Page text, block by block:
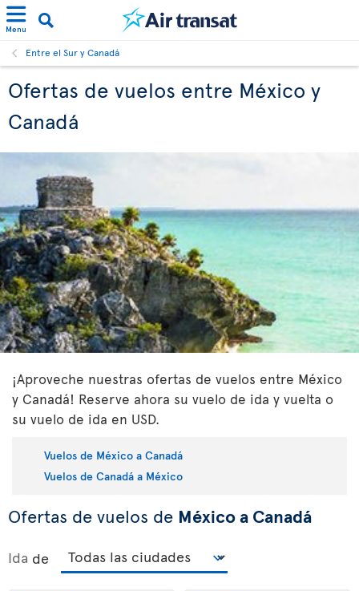
Menu
Entre el Sur y Canadá
Ofertas de vuelos entre México y
Canadá
¡Aproveche nuestras ofertas de vuelos entre México
y Canadá! Reserve ahora su vuelo de ida y vuelta o
su vuelo de ida en USD.
Vuelos de México a Canadá
Vuelos de Canadá a México
Ofertas de vuelos de México a Canadá
Ida de